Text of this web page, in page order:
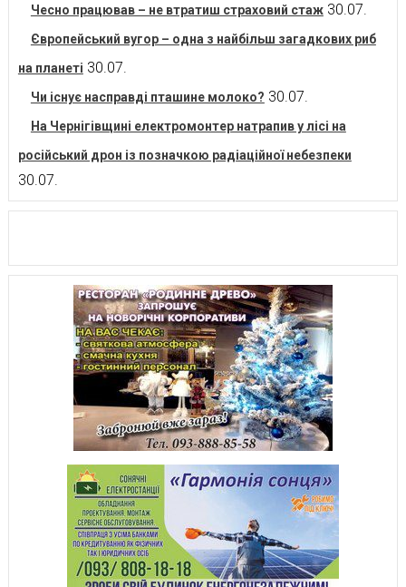
Чесно працював – не втратиш страховий стаж 30.07.
Європейський вугор – одна з найбільш загадкових риб
на планеті 30.07.
Чи існує насправді пташине молоко? 30.07.
На Чернігівщині електромонтер натрапив у лісі на
російський дрон із позначкою радіаційної небезпеки
30.07.